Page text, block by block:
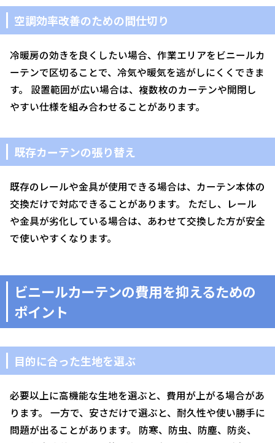
空調効率改善のための間仕切り
冷暖房の効きを良くしたい場合、作業エリアをビニールカ
ーテンで区切ることで、冷気や暖気を逃がしにくくできま
す。 設置範囲が広い場合は、複数枚のカーテンや開閉し
やすい仕様を組み合わせることがあります。
既存カーテンの張り替え
既存のレールや金具が使用できる場合は、カーテン本体の
交換だけで対応できることがあります。 ただし、レール
や金具が劣化している場合は、あわせて交換した方が安全
で使いやすくなります。
ビニールカーテンの費用を抑えるための
ポイント
目的に合った生地を選ぶ
必要以上に高機能な生地を選ぶと、費用が上がる場合があ
ります。 一方で、安さだけで選ぶと、耐久性や使い勝手に
問題が出ることがあります。 防寒、防虫、防塵、防炎、